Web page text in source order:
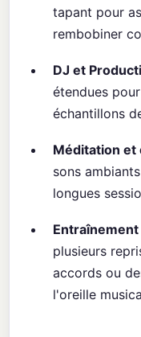
tapant pour
rembobiner
DJ et
étendues
échantillons
Méditation et
sons
longues
plusieurs
accords ou
l'oreille